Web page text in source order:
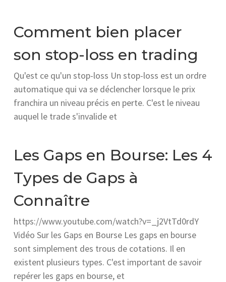
Comment bien placer
son stop-loss en trading
Qu'est ce qu'un stop-loss Un stop-loss est un ordre
automatique qui va se déclencher lorsque le prix
franchira un niveau précis en perte. C'est le niveau
auquel le trade s'invalide et
Les Gaps en Bourse: Les 4
Types de Gaps à
Connaître
https://www.youtube.com/watch?v=_j2VtTd0rdY
Vidéo Sur les Gaps en Bourse Les gaps en bourse
sont simplement des trous de cotations. Il en
existent plusieurs types. C'est important de savoir
repérer les gaps en bourse, et